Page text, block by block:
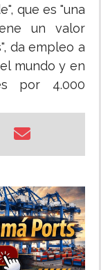
que es "una
un valor
da empleo a
mundo y en
por 4.000